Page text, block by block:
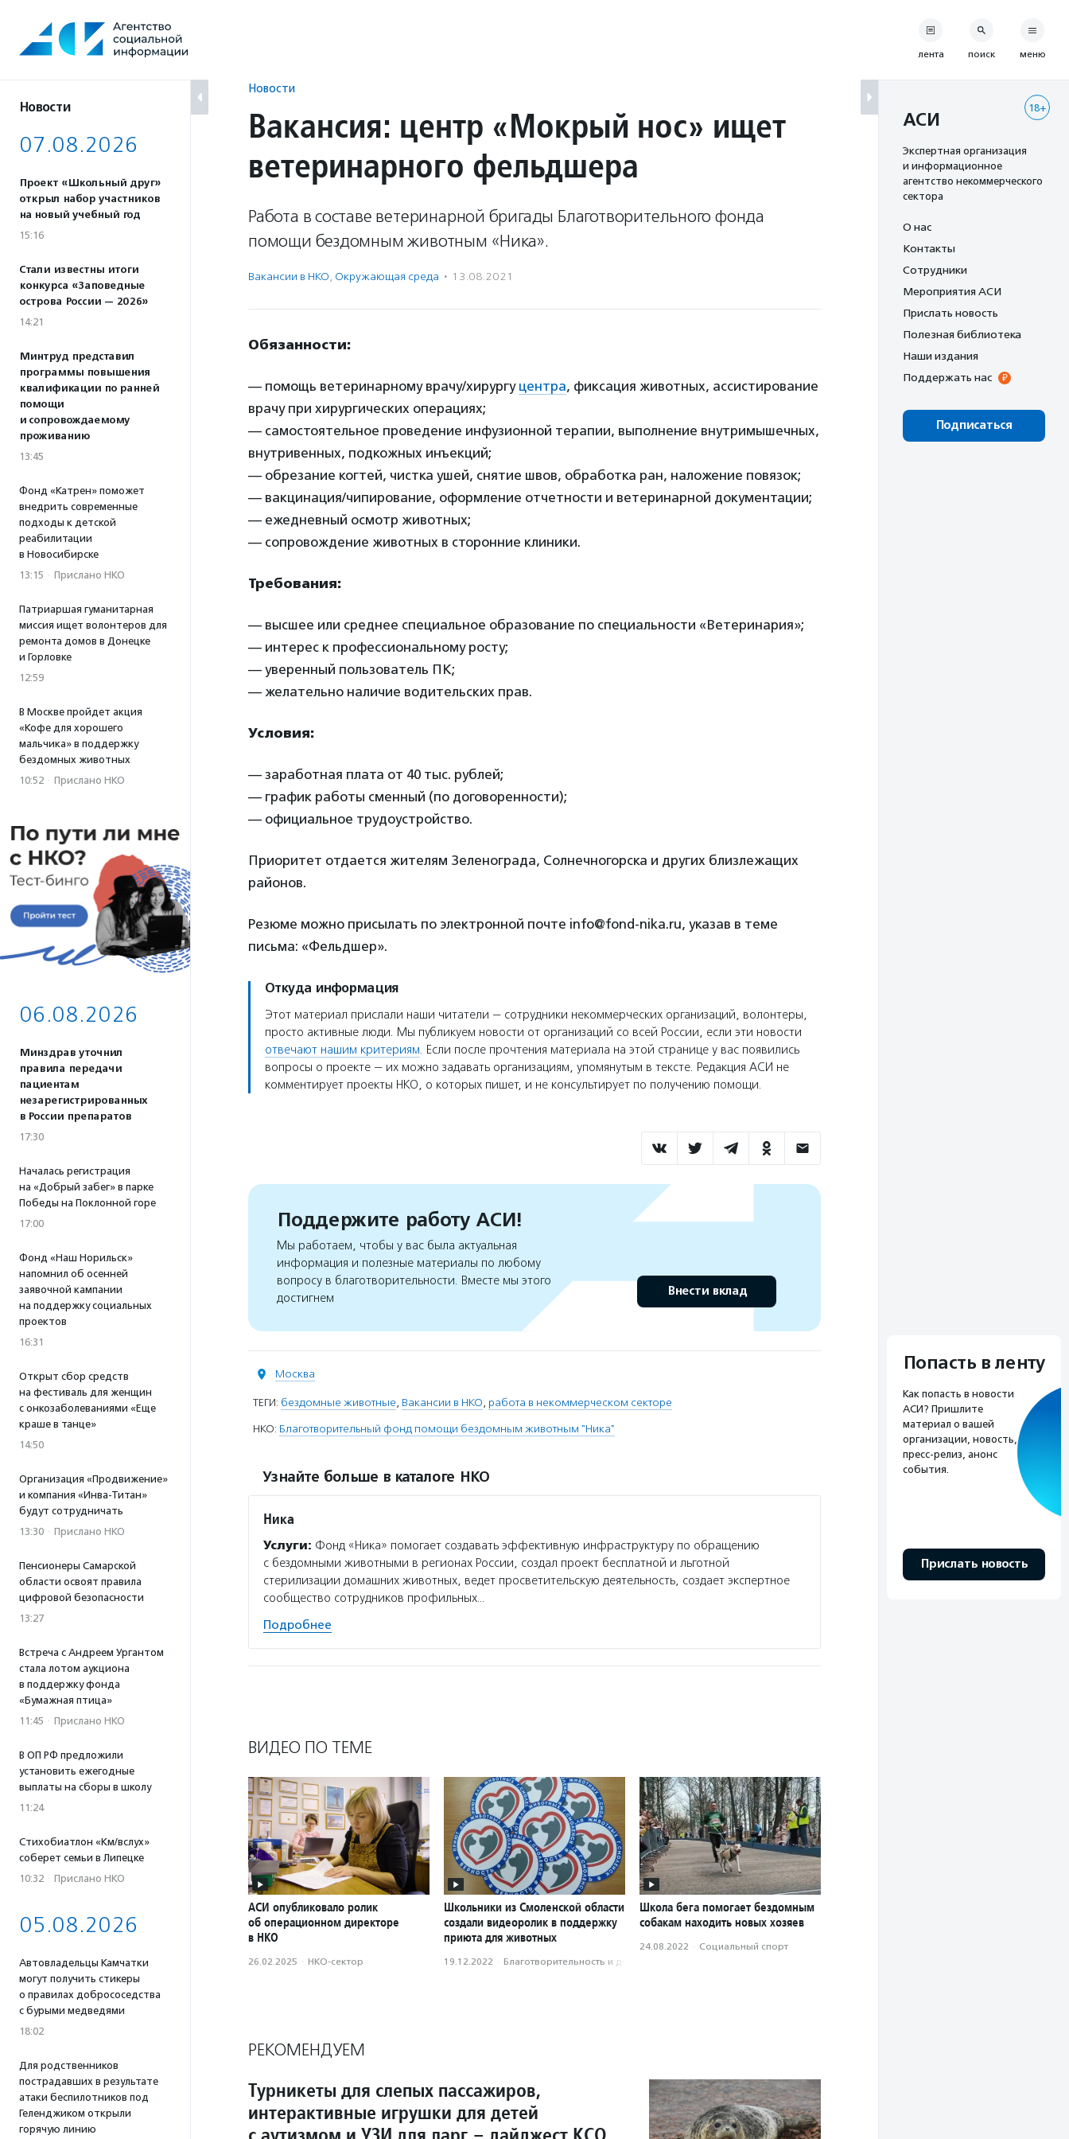
содержанию
Новости
07.08.2026
Проект «Школьный друг»
открыл набор участников
на новый учебный год
15:16
Стали известны итоги
конкурса «Заповедные
острова России — 2026»
14:21
Минтруд представил
программы повышения
квалификации по ранней
помощи
и сопровождаемому
проживанию
13:45
Фонд «Катрен» поможет
внедрить современные
подходы к детской
реабилитации
в Новосибирске
13:15 · Прислано НКО
Патриаршая гуманитарная
миссия ищет волонтеров для
ремонта домов в Донецке
и Горловке
12:59
В Москве пройдет акция
«Кофе для хорошего
мальчика» в поддержку
бездомных животных
10:52 · Прислано НКО
06.08.2026
Минздрав уточнил
правила передачи
пациентам
незарегистрированных
в России препаратов
17:30
Началась регистрация
на «Добрый забег» в парке
Победы на Поклонной горе
17:00
Фонд «Наш Норильск»
напомнил об осенней
заявочной кампании
на поддержку социальных
проектов
16:31
Открыт сбор средств
на фестиваль для женщин
с онкозаболеваниями «Еще
краше в танце»
14:50
Организация «Продвижение»
и компания «Инва-Титан»
будут сотрудничать
13:30 · Прислано НКО
Пенсионеры Самарской
области освоят правила
цифровой безопасности
13:27
Встреча с Андреем Ургантом
стала лотом аукциона
в поддержку фонда
«Бумажная птица»
11:45 · Прислано НКО
В ОП РФ предложили
установить ежегодные
выплаты на сборы в школу
11:24
Стихобиатлон «Км/вслух»
соберет семьи в Липецке
10:32 · Прислано НКО
05.08.2026
Автовладельцы Камчатки
могут получить стикеры
о правилах добрососедства
с бурыми медведями
18:02
Для родственников
пострадавших в результате
атаки беспилотников под
Геленджиком открыли
горячую линию
Новости
Вакансия: центр «Мокрый нос» ищет
ветеринарного фельдшера
Работа в составе ветеринарной бригады Благотворительного фонда
помощи бездомным животным «Ника».
Вакансии в НКО, Окружающая среда · 13.08.2021
Обязанности:
— помощь ветеринарному врачу/хирургу центра, фиксация животных, ассистирование
врачу при хирургических операциях;
— самостоятельное проведение инфузионной терапии, выполнение внутримышечных,
внутривенных, подкожных инъекций;
— обрезание когтей, чистка ушей, снятие швов, обработка ран, наложение повязок;
— вакцинация/чипирование, оформление отчетности и ветеринарной документации;
— ежедневный осмотр животных;
— сопровождение животных в сторонние клиники.
Требования:
— высшее или среднее специальное образование по специальности «Ветеринария»;
— интерес к профессиональному росту;
— уверенный пользователь ПК;
— желательно наличие водительских прав.
Условия:
— заработная плата от 40 тыс. рублей;
— график работы сменный (по договоренности);
— официальное трудоустройство.
Приоритет отдается жителям Зеленограда, Солнечногорска и других близлежащих
районов.
Резюме можно присылать по электронной почте info@fond-nika.ru, указав в теме
письма: «Фельдшер».
Откуда информация
Этот материал прислали наши читатели — сотрудники некоммерческих организаций, волонтеры,
просто активные люди. Мы публикуем новости от организаций со всей России, если эти новости
отвечают нашим критериям. Если после прочтения материала на этой странице у вас появились
вопросы о проекте — их можно задавать организациям, упомянутым в тексте. Редакция АСИ не
комментирует проекты НКО, о которых пишет, и не консультирует по получению помощи.
Поддержите работу АСИ!
Мы работаем, чтобы у вас была актуальная
информация и полезные материалы по любому
вопросу в благотворительности. Вместе мы этого
достигнем
Внести вклад
Москва
ТЕГИ: бездомные животные, Вакансии в НКО, работа в некоммерческом секторе
НКО: Благотворительный фонд помощи бездомным животным "Ника"
Узнайте больше в каталоге НКО
Ника
Услуги: Фонд «Ника» помогает создавать эффективную инфраструктуру по обращению
с бездомными животными в регионах России, создал проект бесплатной и льготной
стерилизации домашних животных, ведет просветительскую деятельность, создает экспертное
сообщество сотрудников профильных…
Подробнее
ВИДЕО ПО ТЕМЕ
АСИ опубликовало ролик
об операционном директоре
в НКО
26.02.2025 · НКО-сектор
Школьники из Смоленской области
создали видеоролик в поддержку
приюта для животных
19.12.2022 · Благотвори­тель­ность и доброволь­чест­во
Школа бега помогает бездомным
собакам находить новых хозяев
24.08.2022 · Социальный спорт
РЕКОМЕНДУЕМ
Турникеты для слепых пассажиров,
интерактивные игрушки для детей
лента поиск меню
18+
АСИ
Экспертная организация
и информационное
агентство некоммерческого
сектора
О нас
Контакты
Сотрудники
Мероприятия АСИ
Прислать новость
Полезная библиотека
Наши издания
Поддержать нас
Подписаться
Попасть в ленту
Как попасть в новости
АСИ? Пришлите
материал о вашей
организации, новость,
пресс-релиз, анонс
события.
Прислать новость